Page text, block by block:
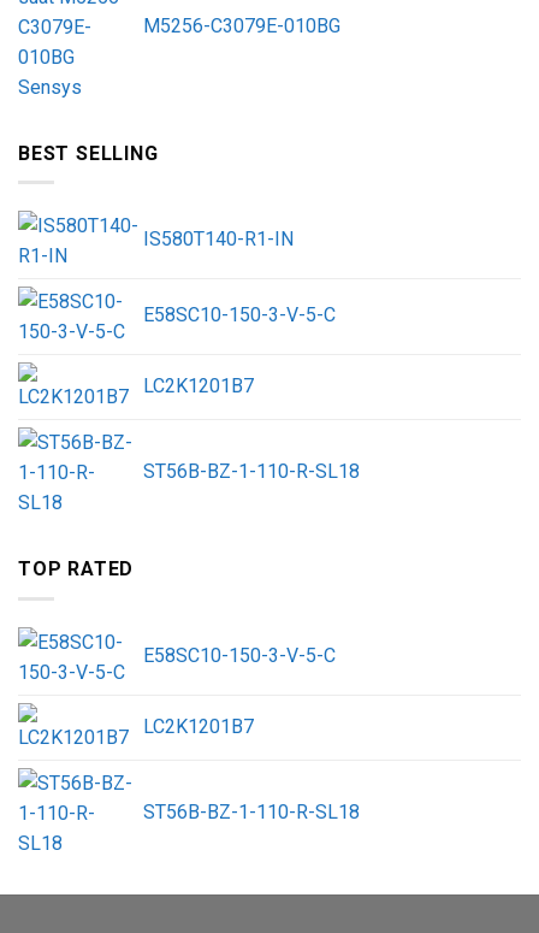
M5256-C3079E-010BG
BEST SELLING
IS580T140-R1-IN
E58SC10-150-3-V-5-C
LC2K1201B7
ST56B-BZ-1-110-R-SL18
TOP RATED
E58SC10-150-3-V-5-C
LC2K1201B7
ST56B-BZ-1-110-R-SL18